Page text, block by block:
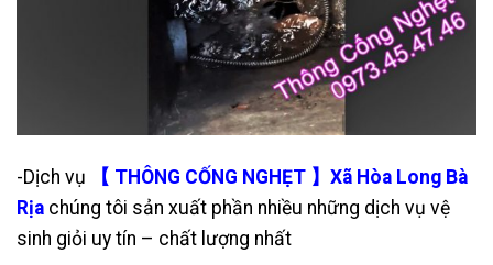
-Dịch vụ
【 THÔNG CỐNG NGHẸT 】Xã Hòa Long Bà
Rịa chúng tôi sản xuất phần nhiều những dịch vụ vệ
sinh giỏi uy tín – chất lượng nhất